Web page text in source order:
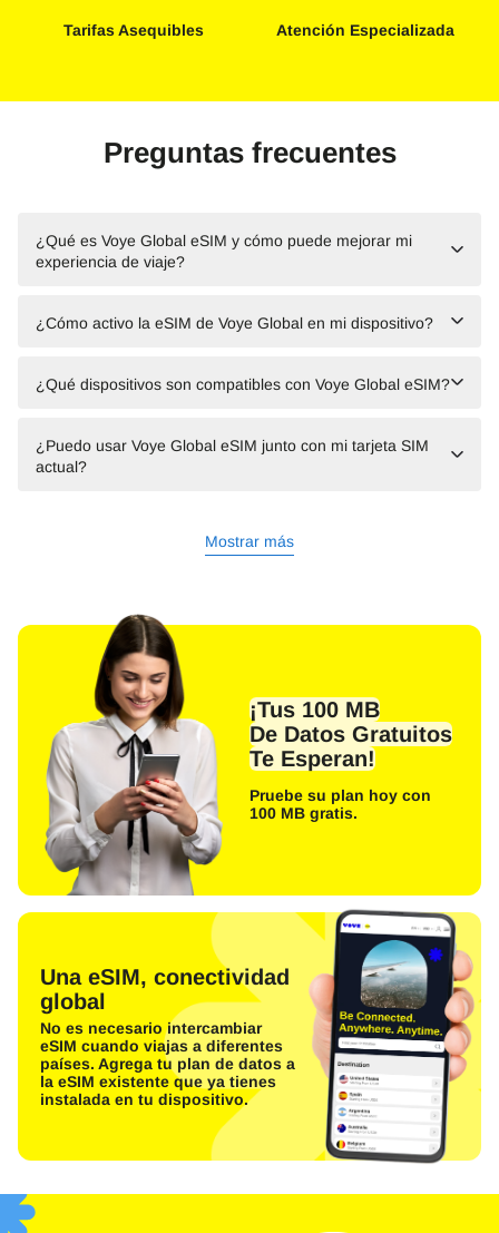
Tarifas Asequibles Atención Especializada
Preguntas frecuentes
¿Qué es Voye Global eSIM y cómo puede mejorar mi
experiencia de viaje?
¿Cómo activo la eSIM de Voye Global en mi dispositivo?
¿Qué dispositivos son compatibles con Voye Global eSIM?
¿Puedo usar Voye Global eSIM junto con mi tarjeta SIM
actual?
Mostrar más
¡Tus 100 MB
De Datos Gratuitos
Te Esperan!
Pruebe su plan hoy con
100 MB gratis.
Una eSIM, conectividad
global
No es necesario intercambiar
eSIM cuando viajas a diferentes
países. Agrega tu plan de datos a
la eSIM existente que ya tienes
instalada en tu dispositivo.